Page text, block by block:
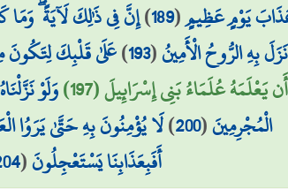
يَوْمٍ عَظِيمٍ(
189
)إِنَّ فِي ذَٰلِكَ لَآيَةً
نَزَلَ بِهِ الرُّوحُ الْأَمِينُ(
193
)عَلَىٰ قَلْبِكَ لِتَكُونَ
أَن يَعْلَمَهُ عُلَمَاءُ بَنِي إِسْرَائِيلَ (197)
وَلَوْ
الْمُجْرِمِينَ(
200
)لَا يُؤْمِنُونَ بِهِ حَتَّىٰ يَرَوُا
أَفَبِعَذَابِنَا يَسْتَعْجِلُونَ(